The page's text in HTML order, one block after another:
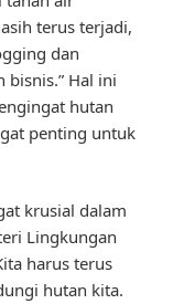
terus terjadi,
dan
Hal ini
hutan
penting untuk
krusial dalam
Lingkungan
harus terus
hutan kita.